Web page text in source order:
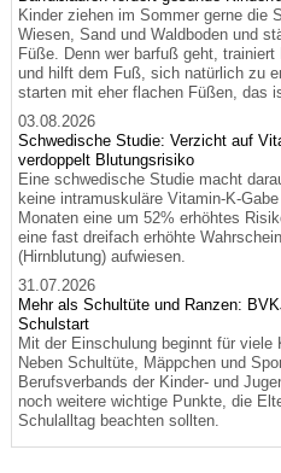
Kinder ziehen im Sommer gerne die
Wiesen, Sand und Waldboden und
Füße. Denn wer barfuß geht,
und hilft dem Fuß, sich natürlich zu
starten mit eher flachen Füßen, das
03.08.2026
Schwedische Studie: Verzicht auf
verdoppelt Blutungsrisiko
Eine schwedische Studie macht
keine intramuskuläre Vitamin-K-
Monaten eine um 52% erhöhtes
eine fast dreifach erhöhte
(Hirnblutung) aufwiesen.
31.07.2026
Mehr als Schultüte und Ranzen:
Schulstart
Mit der Einschulung beginnt für viele
Neben Schultüte, Mäppchen und
Berufsverbands der Kinder- und
noch weitere wichtige Punkte, die
Schulalltag beachten sollten.